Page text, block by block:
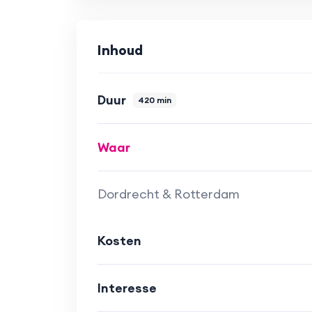
Inhoud
Duur 420 min
Waar
Dordrecht & Rotterdam
Kosten
Interesse